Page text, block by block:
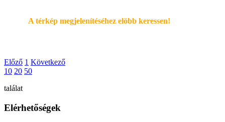
A térkép megjelenítéséhez elöbb keressen!
Előző 1 Következő
10 20 50
találat
Elérhetőségek